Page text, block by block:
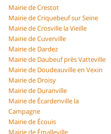
Mairie de Crestot
Mairie de Criquebeuf sur Seine
Mairie de Crosville la Vieille
Mairie de Cuverville
Mairie de Dardez
Mairie de Daubeuf près Vatteville
Mairie de Doudeauville en Vexin
Mairie de Droisy
Mairie de Duranville
Mairie de Écardenville la
Campagne
Mairie de Écouis